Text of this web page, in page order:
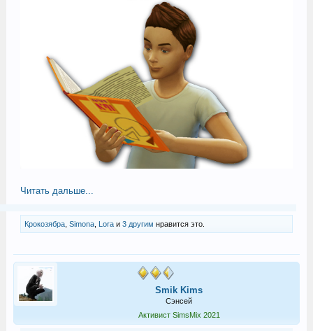
Читать дальше...
Крокозябра, Simona, Loraи 3 другим нравится это.
Smik Kims
Сэнсей
Активист SimsMix 2021